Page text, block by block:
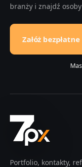
branży i znajdź
Załóż
Portfolio, kontakty,